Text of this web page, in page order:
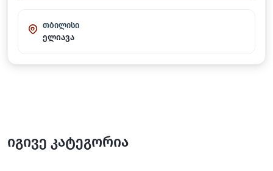
თბილისი
ელიავა
იგივე კატეგორია